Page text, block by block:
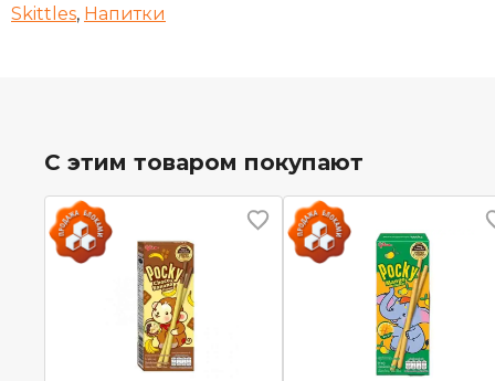
Skittles, Напитки
С этим товаром покупают